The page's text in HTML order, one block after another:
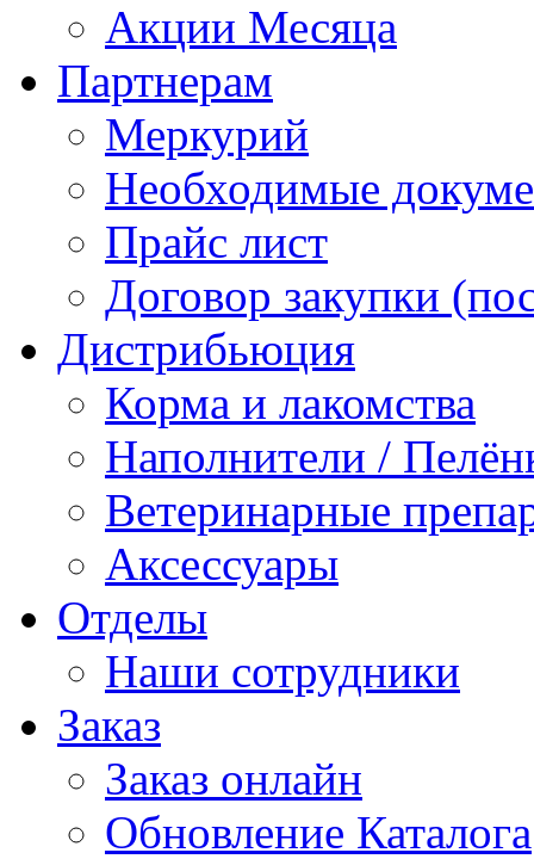
Акции Месяца
Партнерам
Меркурий
Необходимые
Прайс лист
Договор закупки
Дистрибьюция
Корма и лакомства
Наполнители /
Ветеринарные
Аксессуары
Отделы
Наши сотрудники
Заказ
Заказ онлайн
Обновление Каталога